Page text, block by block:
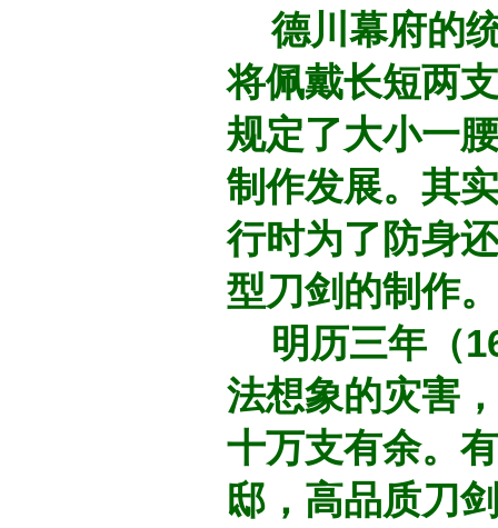
德川幕府的
将佩戴长短两
规定了大小一
制作发展。其
行时为了防身
型刀剑的制作。
明历三年（
法想象的灾害
十万支有余。
邸，高品质刀